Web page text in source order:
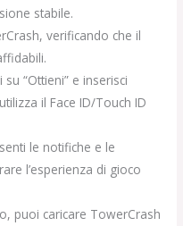
stabile.
verificando che il
su “Ottieni” e inserisci
il Face ID/Touch ID
le notifiche e le
l’esperienza di gioco
puoi caricare TowerCrash